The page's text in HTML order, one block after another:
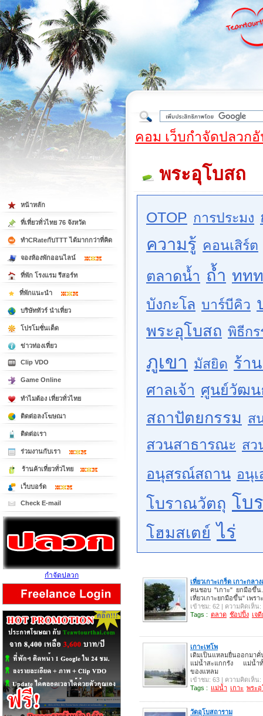
ต้
คอม เว็บกำจัดปลวก
พระอุโบสถ
OTOP การประมง
ความรู้ คอนเสิร์ต
ตลาดน้ำ ถ้ำ ทท
บังกะโล บาร์บีคิว
พระอุโบสถ พิธีกร
ภูเขา มัสยิด ร้า
ศาลเจ้า ศูนย์วัฒน
สถาปัตยกรรม ส
สวนสาธารณะ สว
อนุสรณ์สถาน อนุ
โบราณวัตถุ โบ
โฮมสเตย์ ไร่
เที่ยวเกาะเกร็ด เกาะกลา
คนชอบ "เกาะ" ยกมือขึ้
เที่ยวเกาะยกมือขึ้น" เพร
เข้าชม: 62 | ความคิดเห็น:
Tags : ตลาด ช๊อปปิ้ง เจดี
เกาะเทโพ
เดิมเป็นแหลมยื่นออกมาคั่
แม่น้ำสะแกกรัง แม่น้ำทั้
ของแหลม
เข้าชม: 63 | ความคิดเห็น:
Tags : แม่น้ำ เกาะ พระ
วัดอุโบสถาราม
หน้าหลัก
ที่เที่ยวทั่วไทย 76 จังหวัด
ทำCRateกับTTT ได้มากกว่าที่คิด
จองห้องพักออนไลน์
ที่พัก โรงแรม รีสอร์ท
ที่พักแนะนำ
บริษัททัวร์ นำเที่ยว
โปรโมชั่นเด็ด
ข่าวท่องเที่ยว
Clip VDO
Game Online
ทำไมต้อง เที่ยวทั่วไทย
ติดต่อลงโฆษณา
ติดต่อเรา
ร่วมงานกับเรา
ร้านค้าเที่ยวทั่วไทย
เว็บบอร์ด
Check E-mail
กำจัดปลวก